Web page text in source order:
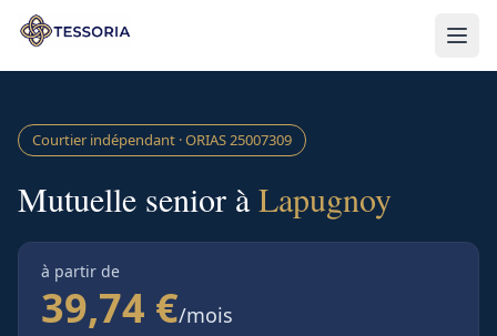
Aller au contenu principal
Courtier indépendant · ORIAS25007309
Mutuelle senior àLapugnoy
à partir de
39,74 €/mois